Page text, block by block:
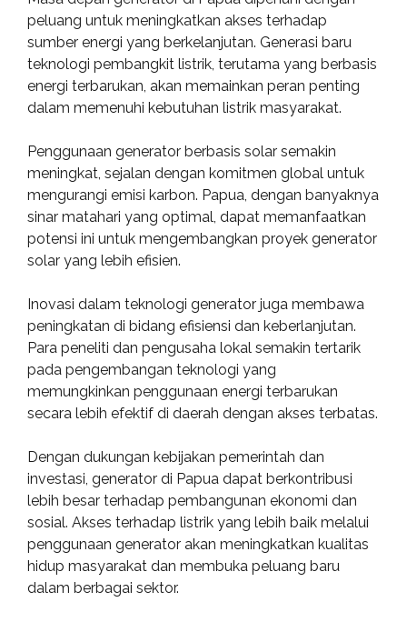
peluang untuk meningkatkan akses terhadap
sumber energi yang berkelanjutan. Generasi baru
teknologi pembangkit listrik, terutama yang berbasis
energi terbarukan, akan memainkan peran penting
dalam memenuhi kebutuhan listrik masyarakat.
Penggunaan generator berbasis solar semakin
meningkat, sejalan dengan komitmen global untuk
mengurangi emisi karbon. Papua, dengan banyaknya
sinar matahari yang optimal, dapat memanfaatkan
potensi ini untuk mengembangkan proyek generator
solar yang lebih efisien.
Inovasi dalam teknologi generator juga membawa
peningkatan di bidang efisiensi dan keberlanjutan.
Para peneliti dan pengusaha lokal semakin tertarik
pada pengembangan teknologi yang
memungkinkan penggunaan energi terbarukan
secara lebih efektif di daerah dengan akses terbatas.
Dengan dukungan kebijakan pemerintah dan
investasi, generator di Papua dapat berkontribusi
lebih besar terhadap pembangunan ekonomi dan
sosial. Akses terhadap listrik yang lebih baik melalui
penggunaan generator akan meningkatkan kualitas
hidup masyarakat dan membuka peluang baru
dalam berbagai sektor.